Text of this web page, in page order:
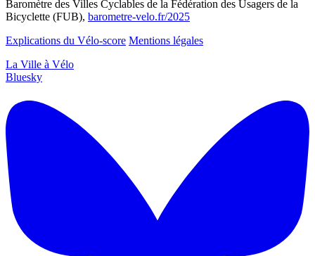
Baromètre des Villes Cyclables de la Fédération des Usagers de la
Bicyclette (FUB), barometre-velo.fr/2025
Explications du Vélo-score Mentions légales
La Ville à Vélo
Bluesky